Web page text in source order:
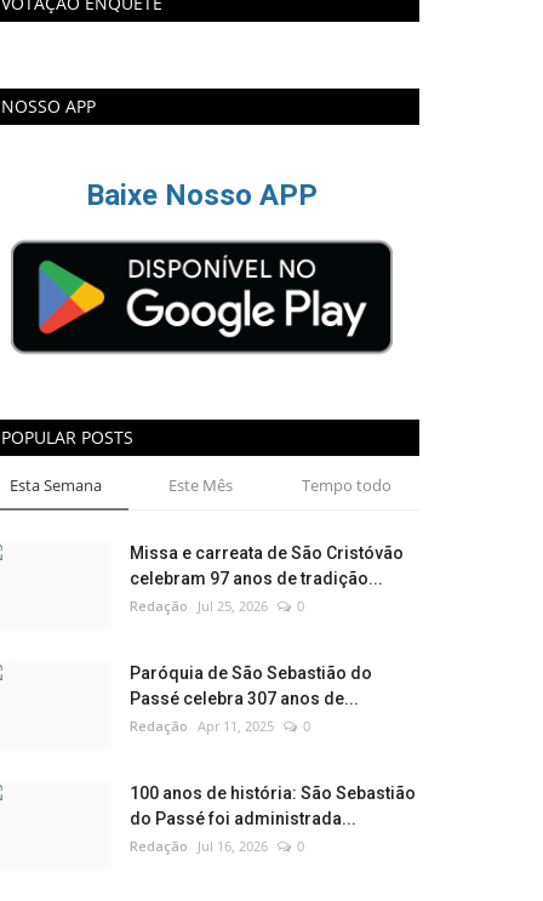
NOSSO APP
Baixe Nosso APP
POPULAR POSTS
Esta Semana Este Mês Tempo todo
Missa e carreata de São Cristóvão
celebram 97 anos de tradição...
Redação Jul 25, 2026 0
Paróquia de São Sebastião do
Passé celebra 307 anos de...
Redação Apr 11, 2025 0
100 anos de história: São Sebastião
do Passé foi administrada...
Redação Jul 16, 2026 0